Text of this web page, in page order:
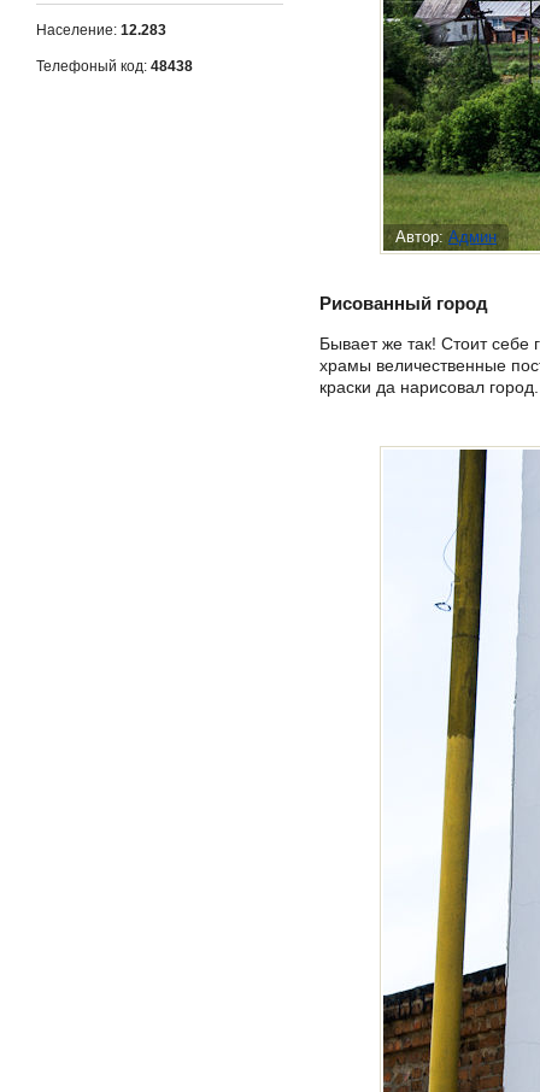
Население: 12.283
Телефоный код: 48438
Автор: Админ
Рисованный город
Бывает же так! Стоит
храмы величественные
краски да нарисовал